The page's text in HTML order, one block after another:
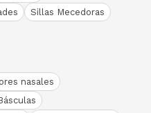
Sillas Mecedoras
nasales